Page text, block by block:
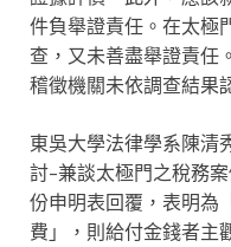
件負舉證責任。在太極
查，又未善盡舉證責任
稽徵機關未依調查結果
東吳大學法律學系陳清
討–兼談太極門之稅務
份申明表回覆，表明為
費」，則給付金錢者主